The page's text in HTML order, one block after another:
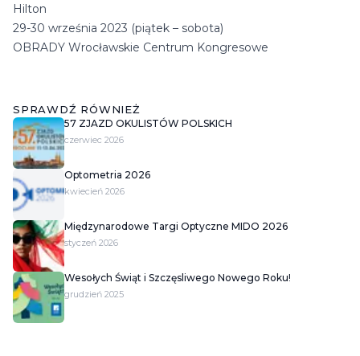
Hilton
29-30 września 2023 (piątek – sobota)
OBRADY Wrocławskie Centrum Kongresowe
SPRAWDŹ RÓWNIEŻ
57 ZJAZD OKULISTÓW POLSKICH
czerwiec 2026
Optometria 2026
kwiecień 2026
Międzynarodowe Targi Optyczne MIDO 2026
styczeń 2026
Wesołych Świąt i Szczęsliwego Nowego Roku!
grudzień 2025